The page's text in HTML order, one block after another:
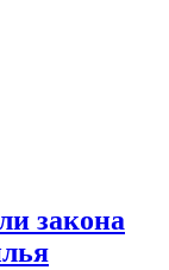
закона